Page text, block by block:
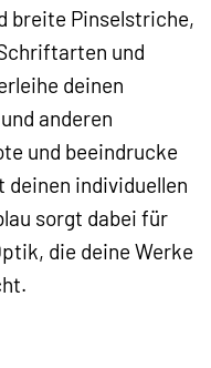
breite Pinselstriche,
und
deinen
anderen
und beeindrucke
deinen individuellen
sorgt dabei für
die deine Werke